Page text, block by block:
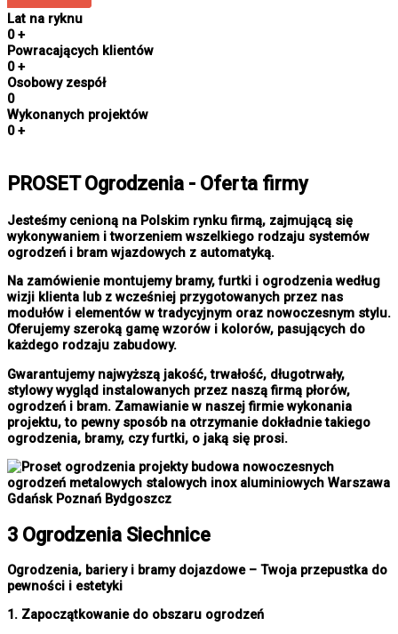
Lat na ryknu
0 +
Powracających klientów
0 +
Osobowy zespół
0
Wykonanych projektów
0 +
PROSET Ogrodzenia - Oferta firmy
Jesteśmy cenioną na Polskim rynku firmą, zajmującą się
wykonywaniem i tworzeniem wszelkiego rodzaju systemów
ogrodzeń i bram wjazdowych z automatyką.
Na zamówienie montujemy bramy, furtki i ogrodzenia według
wizji klienta lub z wcześniej przygotowanych przez nas
modułów i elementów w tradycyjnym oraz nowoczesnym stylu.
Oferujemy szeroką gamę wzorów i kolorów, pasujących do
każdego rodzaju zabudowy.
Gwarantujemy najwyższą jakość, trwałość, długotrwały,
stylowy wygląd instalowanych przez naszą firmą płorów,
ogrodzeń i bram. Zamawianie w naszej firmie wykonania
projektu, to pewny sposób na otrzymanie dokładnie takiego
ogrodzenia, bramy, czy furtki, o jaką się prosi.
3 Ogrodzenia Siechnice
Ogrodzenia, bariery i bramy dojazdowe – Twoja przepustka do
pewności i estetyki
1. Zapoczątkowanie do obszaru ogrodzeń